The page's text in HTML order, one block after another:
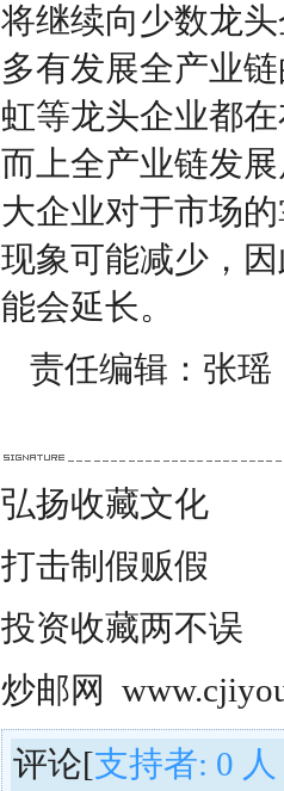
将继续向少数龙
多有发展全产业
虹等龙头企业都
而上全产业链发
大企业对于市场
现象可能减少，
能会延长。
责任编辑：张瑶
弘扬收藏文化
打击制假贩假
投资收藏两不误
炒邮网
评论[支持者: 0 人